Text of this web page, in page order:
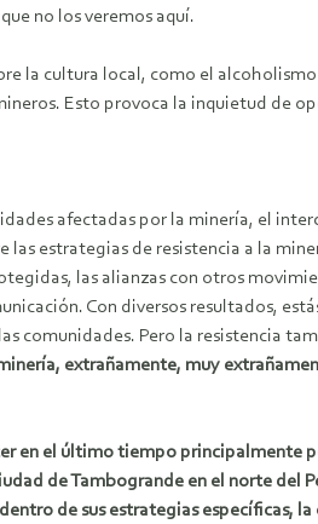
no los veremos aquí.
la cultura local, como el
Esto provoca la inquietud de
afectadas por la minería, el
las estrategias de resistencia a la
las alianzas con otros
Con diversos resultados,
comunidades. Pero la resistencia
extrañamente, muy
en el último tiempo principalmente
de Tambogrande en el norte del
de sus estrategias específicas,